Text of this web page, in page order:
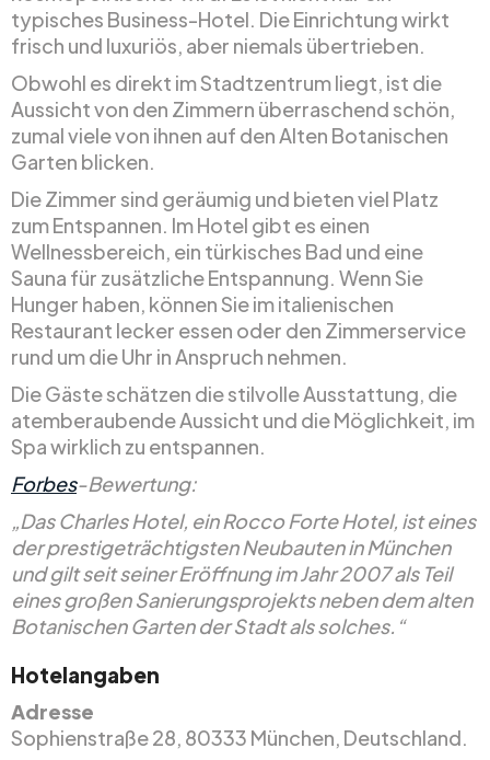
typisches Business-Hotel. Die Einrichtung wirkt
frisch und luxuriös, aber niemals übertrieben.
Obwohl es direkt im Stadtzentrum liegt, ist die
Aussicht von den Zimmern überraschend schön,
zumal viele von ihnen auf den Alten Botanischen
Garten blicken.
Die Zimmer sind geräumig und bieten viel Platz
zum Entspannen. Im Hotel gibt es einen
Wellnessbereich, ein türkisches Bad und eine
Sauna für zusätzliche Entspannung. Wenn Sie
Hunger haben, können Sie im italienischen
Restaurant lecker essen oder den Zimmerservice
rund um die Uhr in Anspruch nehmen.
Die Gäste schätzen die stilvolle Ausstattung, die
atemberaubende Aussicht und die Möglichkeit, im
Spa wirklich zu entspannen.
Forbes-Bewertung:
„Das Charles Hotel, ein Rocco Forte Hotel, ist eines
der prestigeträchtigsten Neubauten in München
und gilt seit seiner Eröffnung im Jahr 2007 als Teil
eines großen Sanierungsprojekts neben dem alten
Botanischen Garten der Stadt als solches.“
Hotelangaben
Adresse
Sophienstraße 28, 80333 München, Deutschland.